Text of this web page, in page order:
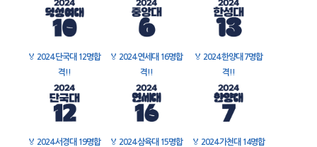
🏅 2024 단국대 12명합
격!!
🏅 2024 연세대 16명합
격!!
🏅 2024 한양대 7명합
격!!
🏅 2024 서경대 19명합
🏅 2024 삼육대 15명합
🏅 2024 가천대 14명합